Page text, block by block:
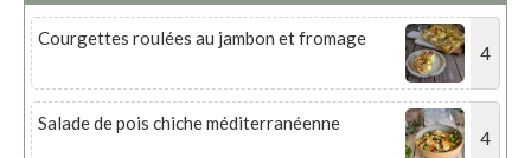
Courgettes roulées au jambon et fromage
4
Salade de pois chiche méditerranéenne
4